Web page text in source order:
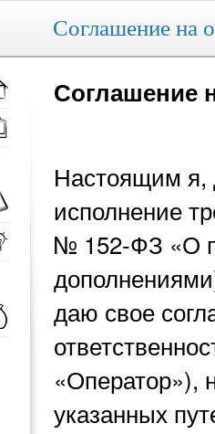
Соглашение на
Соглашение
Настоящим я,
исполнение
№ 152-ФЗ «О
даю свое
«Оператор»),
указанных